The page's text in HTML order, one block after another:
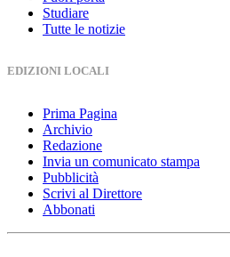
Studiare
Tutte le notizie
EDIZIONI LOCALI
Prima Pagina
Archivio
Redazione
Invia un comunicato stampa
Pubblicità
Scrivi al Direttore
Abbonati